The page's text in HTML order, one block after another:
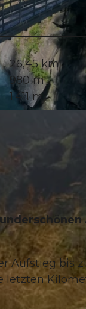
26,45 km
980 m
1.411 m
Aufstieg bis
letzten